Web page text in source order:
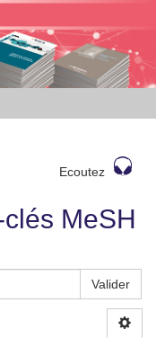
Ecoutez
MeSH
Valider